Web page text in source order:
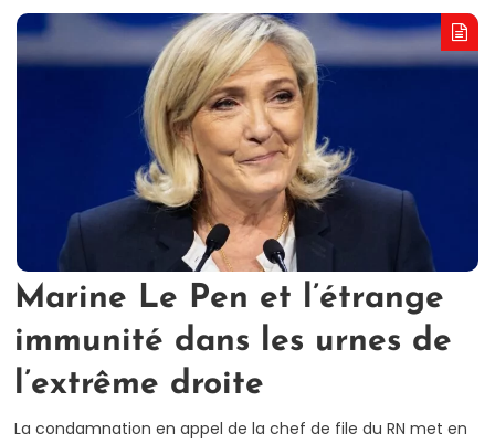
Marine Le Pen et l’étrange
immunité dans les urnes de
l’extrême droite
La condamnation en appel de la chef de file du RN met en